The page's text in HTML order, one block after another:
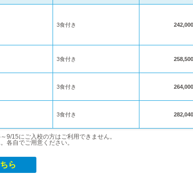
3食付き
3食付き
3食付き
3食付き
9/15にご入校の方はご利用できません。
各自でご用意ください。
ら